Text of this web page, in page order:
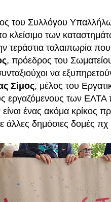
του Συλλόγου
κλείσιμο των
τεράστια ταλαιπωρία
, πρόεδρος του
να
Σίμος, μέλος του
εργαζόμενους των ΕΛΤΑ
ένας ακόμα κρίκος
άλλες δημόσιες δομές πχ